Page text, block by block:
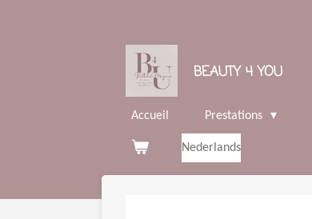
BEAUTY 4 YOU
Accueil Prestations
Nederlands